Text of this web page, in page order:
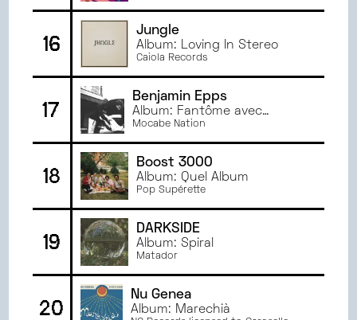
16
Jungle
Album: Loving In Stereo
Caiola Records
17
Benjamin Epps
Album: Fantôme avec
chauffeur
Mocabe Nation
18
Boost 3000
Album: Quel Album
Pop Supérette
19
DARKSIDE
Album: Spiral
Matador
20
Nu Genea
Album: Marechià